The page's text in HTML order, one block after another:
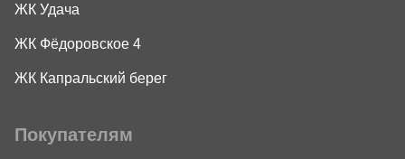
ЖК Удача
ЖК Фёдоровское 4
ЖК Капральский берег
Покупателям